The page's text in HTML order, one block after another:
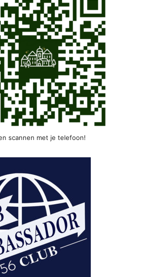
scannen met je telefoon!